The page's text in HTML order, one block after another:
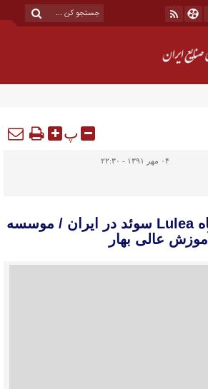
پ
۰۴ مهر ۱۳۹۱ - ۲۲:۳۰
دوره MBA دانشگاه Lulea سوئد در ایران / موسسه
آموزش عالی بهار